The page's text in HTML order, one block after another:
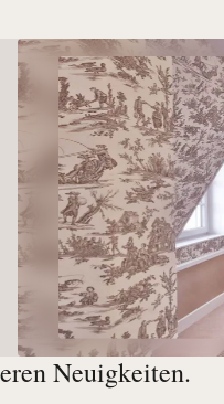
Neuigkeiten.